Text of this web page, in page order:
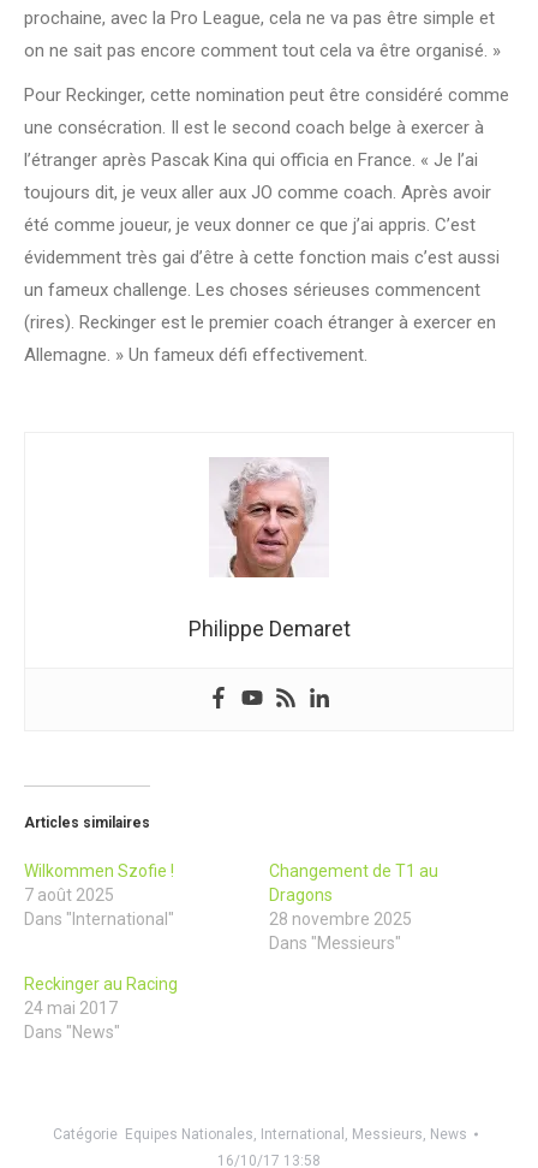
prochaine, avec la Pro League, cela ne va pas être simple et
on ne sait pas encore comment tout cela va être organisé. »
Pour Reckinger, cette nomination peut être considéré comme
une consécration. Il est le second coach belge à exercer à
l’étranger après Pascak Kina qui officia en France. « Je l’ai
toujours dit, je veux aller aux JO comme coach. Après avoir
été comme joueur, je veux donner ce que j’ai appris. C’est
évidemment très gai d’être à cette fonction mais c’est aussi
un fameux challenge. Les choses sérieuses commencent
(rires). Reckinger est le premier coach étranger à exercer en
Allemagne. » Un fameux défi effectivement.
Philippe Demaret
Articles similaires
Wilkommen Szofie !
7 août 2025
Dans "International"
Changement de T1 au
Dragons
28 novembre 2025
Dans "Messieurs"
Reckinger au Racing
24 mai 2017
Dans "News"
Catégorie Equipes Nationales, International , Messieurs, News
16/10/17 13:58